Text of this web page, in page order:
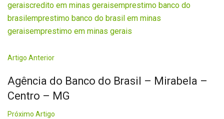
geraiscredito em minas geraisemprestimo banco do
brasil emprestimo banco do brasil em minas
geraisemprestimo em minas gerais
Artigo Anterior
Agência do Banco do Brasil – Mirabela –
Centro – MG
Próximo Artigo